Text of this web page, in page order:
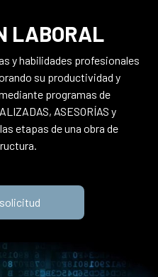
LABORAL
y habilidades profesionales
su productividad y
programas de
ASESORÍAS y
etapas de una obra de